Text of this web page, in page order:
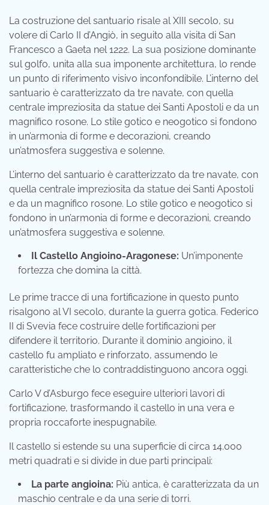
La costruzione del santuario risale al XIII secolo, su
volere di Carlo II d’Angiò, in seguito alla visita di San
Francesco a Gaeta nel 1222. La sua posizione dominante
sul golfo, unita alla sua imponente architettura, lo rende
un punto di riferimento visivo inconfondibile. L’interno del
santuario è caratterizzato da tre navate, con quella
centrale impreziosita da statue dei Santi Apostoli e da un
magnifico rosone. Lo stile gotico e neogotico si fondono
in un’armonia di forme e decorazioni, creando
un’atmosfera suggestiva e solenne.
L’interno del santuario è caratterizzato da tre navate, con
quella centrale impreziosita da statue dei Santi Apostoli
e da un magnifico rosone. Lo stile gotico e neogotico si
fondono in un’armonia di forme e decorazioni, creando
un’atmosfera suggestiva e solenne.
Il Castello Angioino-Aragonese: Un’imponente
fortezza che domina la città.
Le prime tracce di una fortificazione in questo punto
risalgono al VI secolo, durante la guerra gotica. Federico
II di Svevia fece costruire delle fortificazioni per
difendere il territorio. Durante il dominio angioino, il
castello fu ampliato e rinforzato, assumendo le
caratteristiche che lo contraddistinguono ancora oggi.
Carlo V d’Asburgo fece eseguire ulteriori lavori di
fortificazione, trasformando il castello in una vera e
propria roccaforte inespugnabile.
Il castello si estende su una superficie di circa 14.000
metri quadrati e si divide in due parti principali:
La parte angioina: Più antica, è caratterizzata da un
maschio centrale e da una serie di torri.